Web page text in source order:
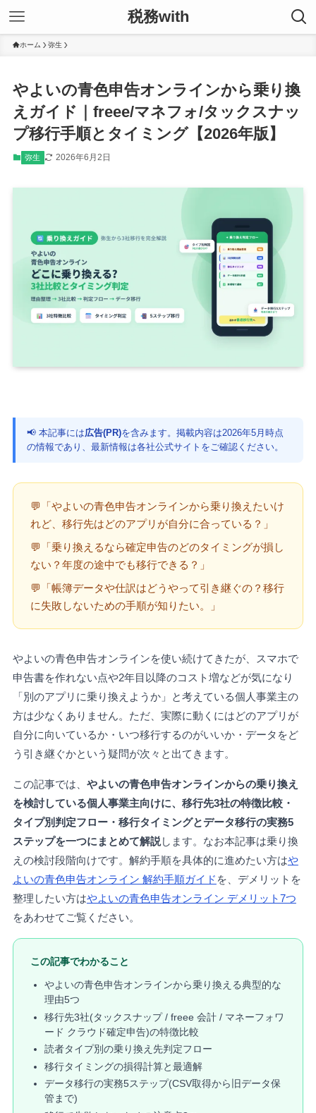
税務with
ホーム 弥生
やよいの青色申告オンラインから乗り換
えガイド｜freee/マネフォ/タックスナッ
プ移行手順とタイミング【2026年版】
弥生 2026年6月2日
📢 本記事には広告(PR)を含みます。掲載内容は2026年5月時点
の情報であり、最新情報は各社公式サイトをご確認ください。
💬「やよいの青色申告オンラインから乗り換えたいけ
れど、移行先はどのアプリが自分に合っている？」
💬「乗り換えるなら確定申告のどのタイミングが損し
ない？年度の途中でも移行できる？」
💬「帳簿データや仕訳はどうやって引き継ぐの？移行
に失敗しないための手順が知りたい。」
やよいの青色申告オンラインを使い続けてきたが、スマホで
申告書を作れない点や2年目以降のコスト増などが気になり
「別のアプリに乗り換えようか」と考えている個人事業主の
方は少なくありません。ただ、実際に動くにはどのアプリが
自分に向いているか・いつ移行するのがいいか・データをど
う引き継ぐかという疑問が次々と出てきます。
この記事では、 やよいの青色申告オンラインからの乗り換え
を検討している個人事業主向けに、移行先3社の特徴比較・
タイプ別判定フロー・移行タイミングとデータ移行の実務5
ステップを一つにまとめて解説します。なお本記事は乗り換
えの検討段階向けです。解約手順を具体的に進めたい方はや
よいの青色申告オンライン 解約手順ガイド を、デメリットを
整理したい方はやよいの青色申告オンライン デメリット7つ
をあわせてご覧ください。
この記事でわかること
やよいの青色申告オンラインから乗り換える典型的な
理由5つ
移行先3社(タックスナップ / freee 会計 / マネーフォワ
ード クラウド確定申告)の特徴比較
読者タイプ別の乗り換え先判定フロー
移行タイミングの損得計算と最適解
データ移行の実務5ステップ(CSV取得から旧データ保
管まで)